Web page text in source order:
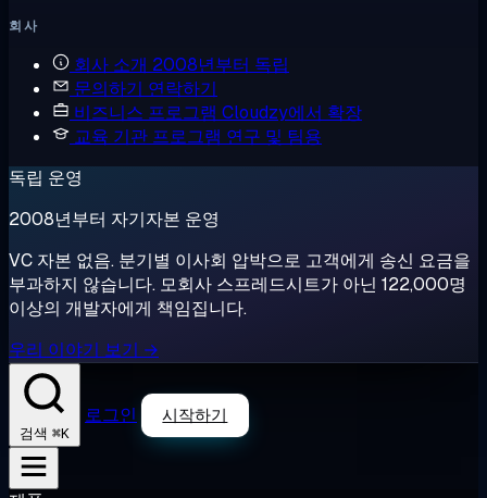
회사
회사 소개 2008년부터 독립
문의하기 연락하기
비즈니스 프로그램 Cloudzy에서 확장
교육 기관 프로그램 연구 및 팀용
독립 운영
2008년부터 자기자본 운영
VC 자본 없음. 분기별 이사회 압박으로 고객에게 송신 요금을
부과하지 않습니다. 모회사 스프레드시트가 아닌 122,000명
이상의 개발자에게 책임집니다.
우리 이야기 보기 →
검색 ⌘K
로그인 시작하기